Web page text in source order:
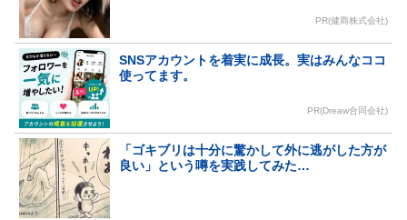
PR(健商株式会社)
SNSアカウントを着実に成長。実はみんなココ
使ってます。
PR(Dreaw合同会社)
「ゴキブリは十分に驚かして外に逃がした方が
良い」という噂を実践してみた…